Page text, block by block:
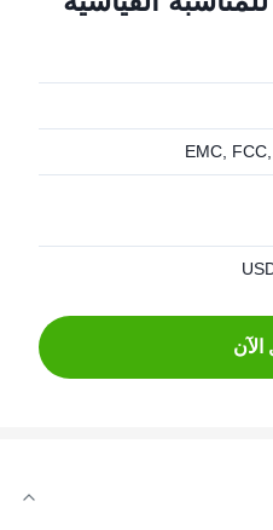
EMC,
الآن